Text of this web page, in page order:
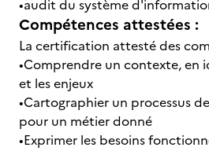
•audit du système
Compétences attestées :
La certification attesté des
•Comprendre un contexte, en
et les enjeux
•Cartographier un processus
pour un métier donné
•Exprimer les besoins